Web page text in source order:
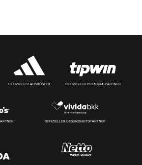
OFFIZIELLER AUSRÜSTER OFFIZIELLER PREMIUM-PARTNER
OFFIZIELLER GESUNDHEITSPARTNER